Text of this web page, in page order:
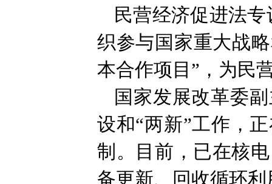
民营经济促进法
织参与国家重大战
本合作项目”，为民
国家发展改革委
设和“两新”工作，
制。目前，已在核
备更新、回收循环